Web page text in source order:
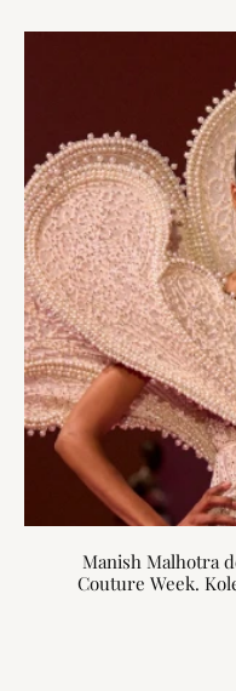
Manish Malhotra
Couture Week.